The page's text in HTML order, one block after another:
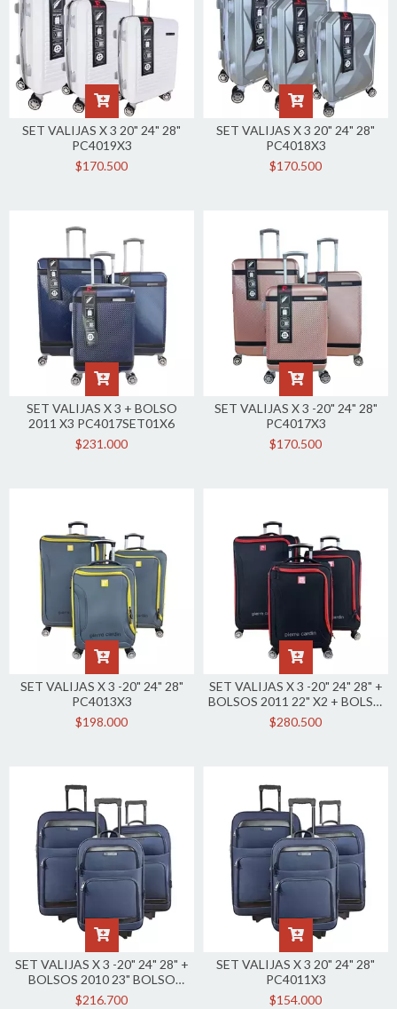
SET VALIJAS X 3 20" 24" 28"
PC4019X3
$170.500
SET VALIJAS X 3 20" 24" 28"
PC4018X3
$170.500
SET VALIJAS X 3 + BOLSO
2011 X3 PC4017SET01X6
$231.000
SET VALIJAS X 3 -20" 24" 28"
PC4017X3
$170.500
SET VALIJAS X 3 -20" 24" 28"
PC4013X3
$198.000
SET VALIJAS X 3 -20" 24" 28" +
BOLSOS 2011 22" X2 + BOLSO
2011 26 X2 PC4013SET01X7
$280.500
SET VALIJAS X 3 -20" 24" 28" +
BOLSOS 2010 23" BOLSO
2010 27" PC4011SET02X7
$216.700
SET VALIJAS X 3 20" 24" 28"
PC4011X3
$154.000